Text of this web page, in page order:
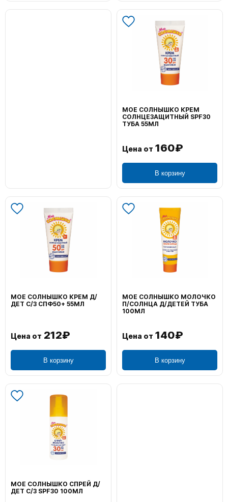
МОЕ СОЛНЫШКО КРЕМ
СОЛНЦЕЗАЩИТНЫЙ SPF30
ТУБА 55МЛ
Цена от 160₽
В корзину
МОЕ СОЛНЫШКО КРЕМ Д/
ДЕТ С/З СПФ50+ 55МЛ
Цена от 212₽
В корзину
МОЕ СОЛНЫШКО МОЛОЧКО
П/СОЛНЦА Д/ДЕТЕЙ ТУБА
100МЛ
Цена от 140₽
В корзину
МОЕ СОЛНЫШКО СПРЕЙ Д/
ДЕТ С/З SPF30 100МЛ